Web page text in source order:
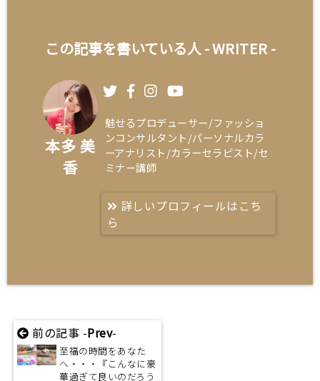
この記事を書いている人 -WRITER -
本多 美
香
魅せるプロデューサー/ファッショ
ンコンサルタント/パーソナルカラ
ーアナリスト/カラーセラピスト/セ
ミナー講師
詳しいプロフィールはこち
ら
前の記事 -Prev-
至福の時間をあなた
へ・・・『こんなに豪
華過ぎて良いのだろう